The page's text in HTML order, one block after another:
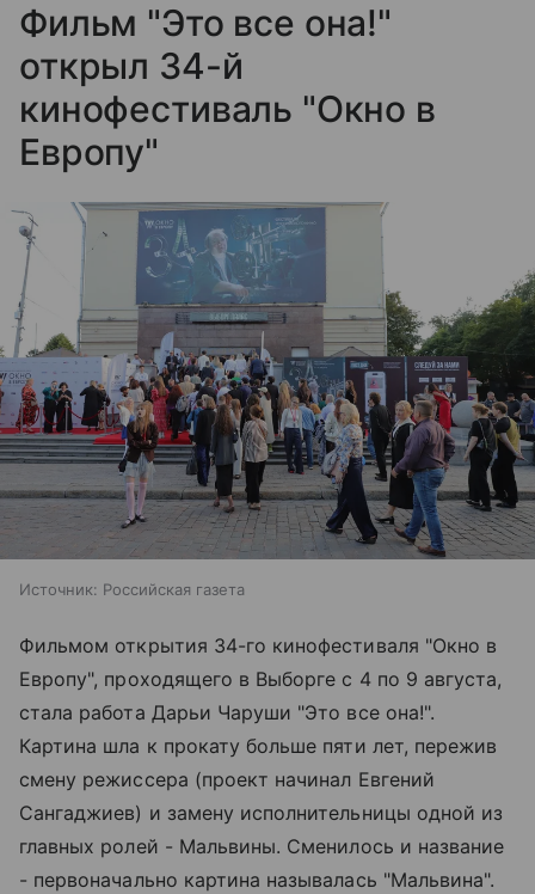
Фильм "Это все она!"
открыл 34-й
кинофестиваль "Окно в
Европу"
Источник: Российская газета
Фильмом открытия 34-го кинофестиваля "Окно в
Европу", проходящего в Выборге с 4 по 9 августа,
стала работа Дарьи Чаруши "Это все она!".
Картина шла к прокату больше пяти лет, пережив
смену режиссера (проект начинал Евгений
Сангаджиев) и замену исполнительницы одной из
главных ролей - Мальвины. Сменилось и название
- первоначально картина называлась "Мальвина".